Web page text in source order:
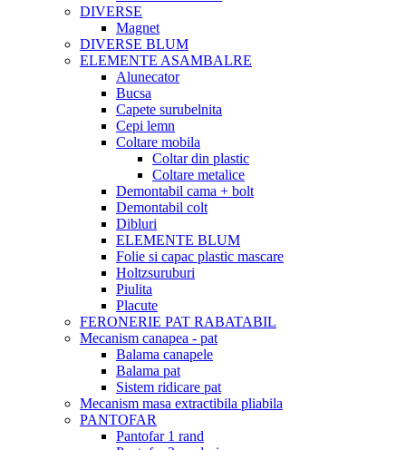
DIVERSE
Magnet
DIVERSE BLUM
ELEMENTE ASAMBALRE
Alunecator
Bucsa
Capete surubelnita
Cepi lemn
Coltare mobila
Coltar din plastic
Coltare metalice
Demontabil cama + bolt
Demontabil colt
Dibluri
ELEMENTE BLUM
Folie si capac plastic mascare
Holtzsuruburi
Piulita
Placute
FERONERIE PAT RABATABIL
Mecanism canapea - pat
Balama canapele
Balama pat
Sistem ridicare pat
Mecanism masa extractibila pliabila
PANTOFAR
Pantofar 1 rand